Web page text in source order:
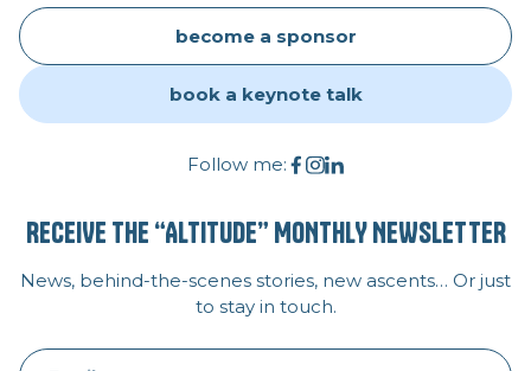
become a sponsor
book a keynote talk
Follow me:
RECEIVE THE “ALTITUDE” MONTHLY NEWSLETTER
News, behind-the-scenes stories, new ascents… Or just
to stay in touch.